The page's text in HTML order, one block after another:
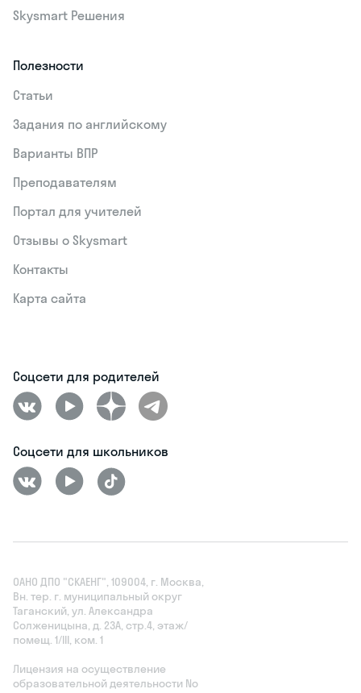
Skysmart Решения
Полезности
Статьи
Задания по английскому
Варианты ВПР
Преподавателям
Портал для учителей
Отзывы о Skysmart
Контакты
Карта сайта
Соцсети для родителей
Соцсети для школьников
ОАНО ДПО "СКАЕНГ", 109004, г. Москва,
Вн. тер. г. муниципальный округ
Таганский, ул. Александра
Солженицына, д. 23А, стр.4, этаж/
помещ. 1/III, ком. 1
Лицензия на осуществление
образовательной деятельности No